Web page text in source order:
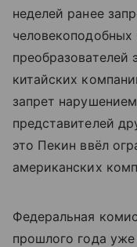
неделей ранее
человекоподобных
китайских
запрет
представителей
это Пекин ввёл
американских
Федеральная
прошлого года